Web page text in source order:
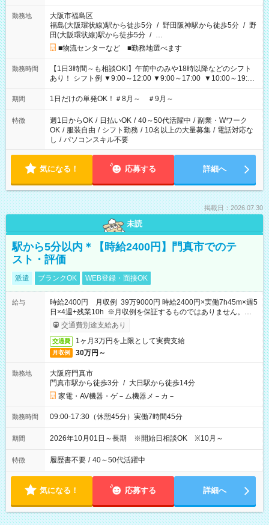
勤務地
大阪市福島区
福島(大阪環状線)駅から徒歩5分 / 野田阪神駅から徒歩5分 / 野
田(大阪環状線)駅から徒歩5分 / …
■物流センターなど ■勤務地選べます
勤務時間
【1日3時間～も相談OK!】午前中のみや18時以降などのシフト
あり！ シフト例 ▼9:00～12:00 ▼9:00～17:00 ▼10:00～19:00
▼18:00～21:00
期間 1日だけの単発OK！＃8月～ ＃9月～
特徴 週1日からOK / 日払いOK / 40～50代活躍中 / 副業・Wワーク
OK / 服装自由 / シフト勤務 / 10名以上の大量募集 / 電話対応な
し / パソコンスキル不要
気になる！ 応募する 詳細へ
掲載日：2026.07.30
未読
駅から5分以内＊【時給2400円】門真市でのテ
スト・評価
派遣 ブランクOK WEB登録・面接OK
給与
時給2400円 月収例 39万9000円 時給2400円×実働7h45m×週5
日×4週+残業10h ※月収例を保証するものではありません。※給
与即受取りサービス利用可（利用条件有）
交通費別途支給あり
交通費 1ヶ月3万円を上限として実費支給
月収例 30万円～
勤務地
大阪府門真市
門真市駅から徒歩3分 / 大日駅から徒歩14分
家電・AV機器・ゲ－ム機器メ－カ－
勤務時間 09:00-17:30（休憩45分）実働7時間45分
期間 2026年10月01日～長期 ※開始日相談OK ※10月～
特徴 履歴書不要 / 40～50代活躍中
気になる！ 応募する 詳細へ